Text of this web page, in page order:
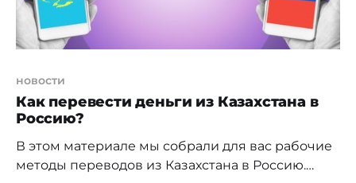
новости
Как перевести деньги из Казахстана в
Россию?
В этом материале мы собрали для вас рабочие
методы переводов из Казахстана в Россию.